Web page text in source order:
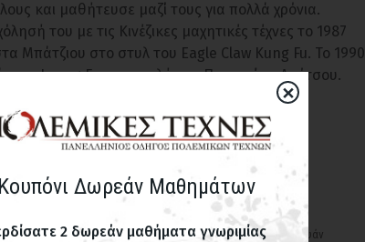
και μαθήτευσε μαζί τους για πολλά χρόνια.
του με τις Κινέζικες μαχητικές τέχνες το 1987
Μπάτζιου στο στυλ του Eagle Claw Kung Fu. Το 1990
Leong Fu στη σχολή του Παναγιώτη Απότσου.
ΠΛΑΤΩΝΟΣ
Τσανγκ Σάντα Σιν γι τσουάν Σουάι Τζιάο
Τάι Τσι Τσουάν
×
Κουπόνι Δωρεάν Μαθημάτων
2 δωρεάν μαθήματα γνωριμίας